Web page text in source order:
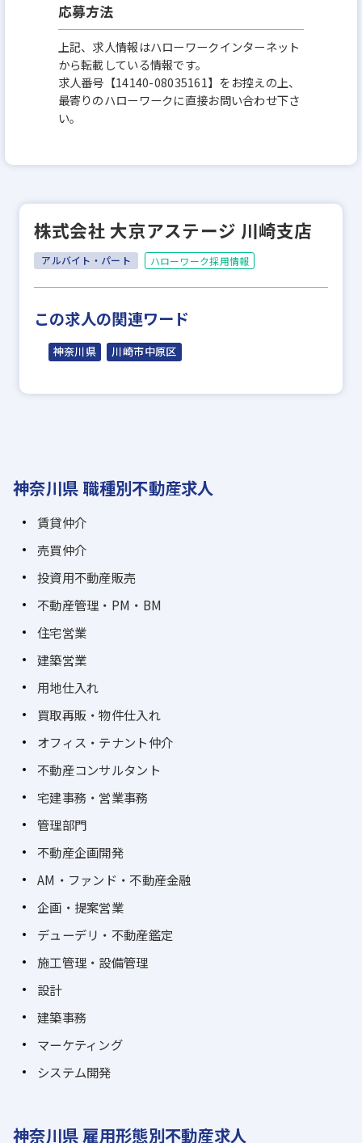
応募方法
上記、求人情報はハローワークインターネット
から転載している情報です。
求人番号【14140-08035161】をお控えの上、
最寄りのハローワークに直接お問い合わせ下さ
い。
株式会社 大京アステージ 川崎支店
アルバイト・パート ハローワーク採用情報
この求人の関連ワード
神奈川県 川崎市中原区
神奈川県 職種別不動産求人
賃貸仲介
売買仲介
投資用不動産販売
不動産管理・PM・BM
住宅営業
建築営業
用地仕入れ
買取再販・物件仕入れ
オフィス・テナント仲介
不動産コンサルタント
宅建事務・営業事務
管理部門
不動産企画開発
AM・ファンド・不動産金融
企画・提案営業
デューデリ・不動産鑑定
施工管理・設備管理
設計
建築事務
マーケティング
システム開発
神奈川県 雇用形態別不動産求人